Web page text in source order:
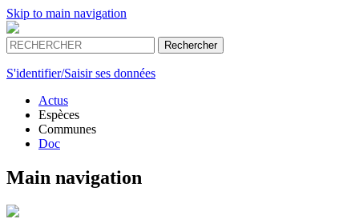
Skip to main navigation
S'identifier/Saisir ses données
Actus
Espèces
Communes
Doc
Main navigation